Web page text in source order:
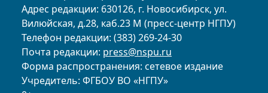
Адрес редакции: 630126, г. Новосибирск, ул.
Вилюйская, д.28, каб.23 М (пресс-центр НГПУ)
Телефон редакции: (383) 269-24-30
Почта редакции: press@nspu.ru
Форма распространения: сетевое издание
Учредитель: ФГБОУ ВО «НГПУ»